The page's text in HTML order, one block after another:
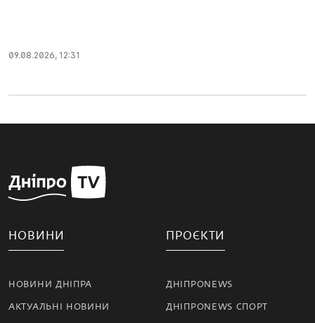
09.08.2026, 12:31
НОВИНИ
НОВИНИ ДНІПРА
АКТУАЛЬНІ НОВИНИ
ПРОЄКТИ
ДНІПРОNEWS
ДНІПРОNEWS СПОРТ